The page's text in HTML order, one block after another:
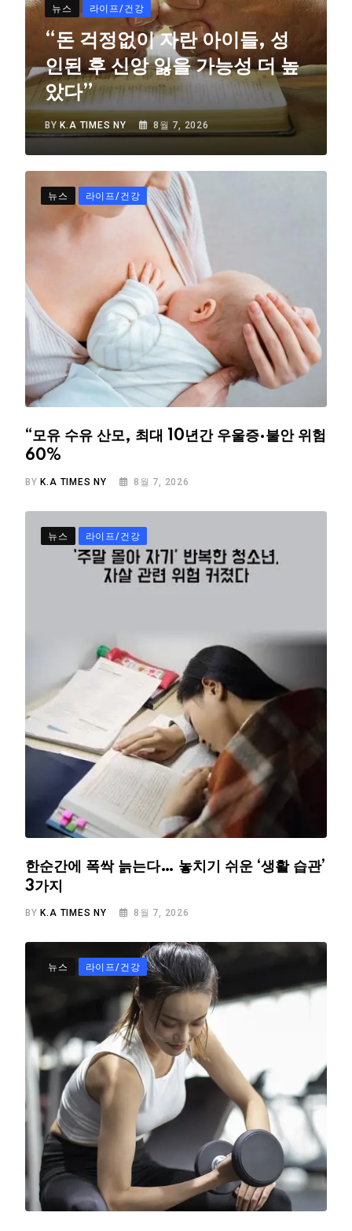
뉴스 라이프/건강
“돈 걱정없이 자란 아이들, 성
인된 후 신앙 잃을 가능성 더 높
았다”
BY K.A TIMES NY 8월 7, 2026
뉴스 라이프/건강
“모유 수유 산모, 최대 10년간 우울증·불안 위험
60%
BY K.A TIMES NY 8월 7, 2026
뉴스 라이프/건강
한순간에 폭싹 늙는다… 놓치기 쉬운 ‘생활 습관’
3가지
BY K.A TIMES NY 8월 7, 2026
뉴스 라이프/건강